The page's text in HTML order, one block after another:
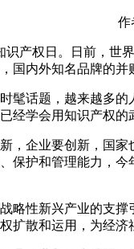
作
识产权日。日前，世
国内外知名品牌的
髦话题，越来越多
经学会用知识产权的
，企业要创新，国
保护和管理能力，
略性新兴产业的支
扩散和运用，为经济